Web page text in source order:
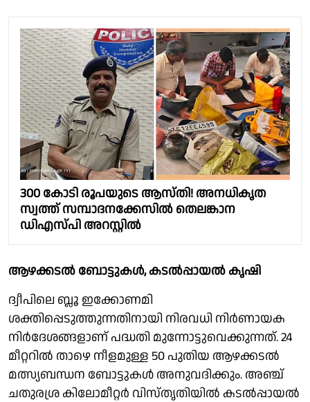
300 കോടി രൂപയുടെ ആസ്തി! അനധികൃത
സ്വത്ത് സമ്പാദനക്കേസില്‍ തെലങ്കാന
ഡിഎസ്‍പി അറസ്റ്റില്‍
ആഴക്കടൽ ബോട്ടുകൾ, കടൽപ്പായൽ കൃഷി
ദ്വീപിലെ ബ്ലൂ ഇക്കോണമി
ശക്തിപ്പെടുത്തുന്നതിനായി നിരവധി നിർണായക
നിർദേശങ്ങളാണ് പദ്ധതി മുന്നോട്ടുവെക്കുന്നത്. 24
മീറ്ററിൽ താഴെ നീളമുള്ള 50 പുതിയ ആഴക്കടൽ
മത്സ്യബന്ധന ബോട്ടുകൾ അനുവദിക്കും. അഞ്ച്
ചതുരശ്ര കിലോമീറ്റർ വിസ്തൃതിയിൽ കടൽപ്പായൽ